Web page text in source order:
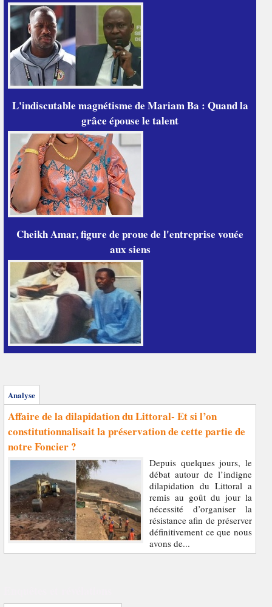
L'indiscutable magnétisme de Mariam Ba : Quand la
grâce épouse le talent
Cheikh Amar, figure de proue de l'entreprise vouée
aux siens
Analyse
Affaire de la dilapidation du Littoral- Et si l’on
constitutionnalisait la préservation de cette partie de
notre Foncier ?
Depuis quelques jours, le
débat autour de l’indigne
dilapidation du Littoral a
remis au goût du jour la
nécessité d’organiser la
résistance afin de préserver
définitivement ce que nous
avons de...